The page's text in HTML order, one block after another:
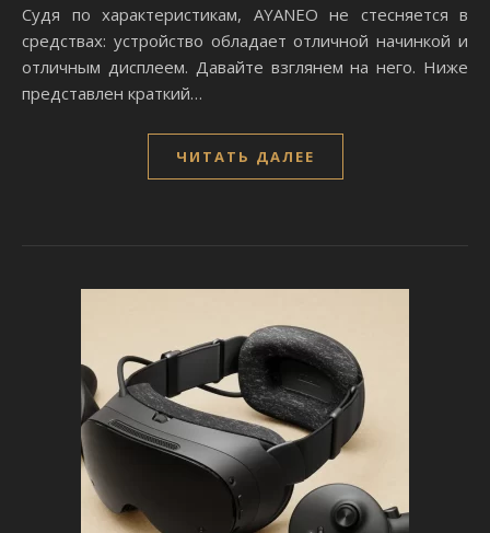
Судя по характеристикам, AYANEO не стесняется в
средствах: устройство обладает отличной начинкой и
отличным дисплеем. Давайте взглянем на него. Ниже
представлен краткий…
ЧИТАТЬ ДАЛЕЕ